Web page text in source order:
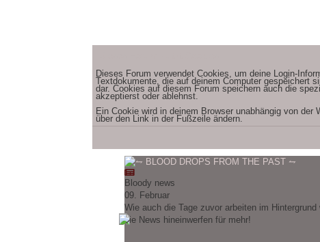
Dieses Forum verwendet Cookies, um deine Login-
Textdokumente, die auf deinem Computer gespeichert
dar. Cookies auf diesem Forum speichern auch die
akzeptierst oder ablehnst.
Ein Cookie wird in deinem Browser unabhängig von
über den Link in der Fußzeile ändern.
Bloody news
09. Februar
Wie auch die Tage zuvor arbeiten im
die News hineinwerfen für mehr!